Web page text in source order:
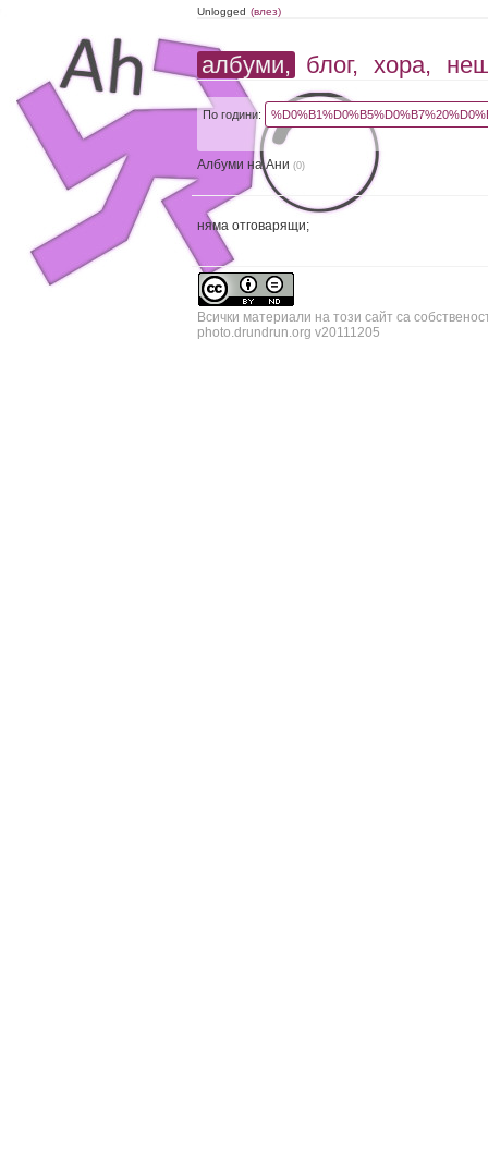
Unlogged (влез)
албуми, блог, хора,
По години:
Албуми на Ани(0)
няма отговарящи;
Всички материали на този сайт са
photo.drundrun.org v20111205